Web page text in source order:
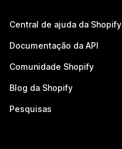
Central de ajuda da Shopify
Documentação da API
Comunidade Shopify
Blog da Shopify
Pesquisas